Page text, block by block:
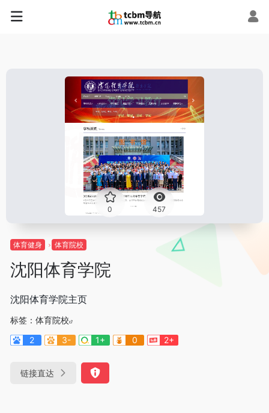
0 457
体育健身 体育院校
沈阳体育学院
沈阳体育学院主页
标签： 体育院校
2
3- 1+ 0 2+
链接直达